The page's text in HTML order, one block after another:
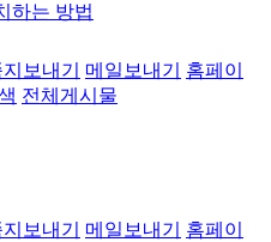
하는 방법
보내기 메일보내기
홈페이
전체게시물
보내기 메일보내기
홈페이